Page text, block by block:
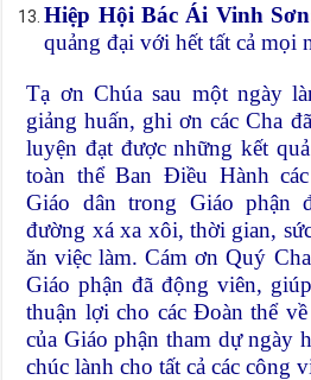
Hiệp Hội Bác Ái Vinh
quảng đại với hết tất cả mọi
Tạ ơn Chúa sau một ngày
giảng huấn, ghi ơn các Cha
luyện đạt được những kết
toàn thể Ban Điều Hành
Giáo dân trong Giáo phận
đường xá xa xôi, thời gian,
ăn việc làm. Cám ơn Quý
Giáo phận đã động viên,
thuận lợi cho các Đoàn thể
của Giáo phận tham dự ngày
chúc lành cho tất cả các công